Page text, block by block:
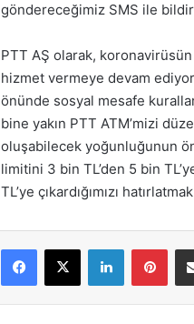
göndereceğimiz SMS ile
PTT AŞ olarak,
hizmet vermeye devam
önünde sosyal mesafe
bine yakın PTT ATM’mizi
oluşabilecek yoğunluğunun
limitini 3 bin TL’den 5 bin
TL’ye çıkardığımızı
Facebook
X LinkedIn